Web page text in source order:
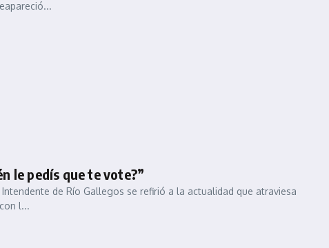
le pedís que te vote?”
de Río Gallegos se refirió a la actualidad que atraviesa
l...